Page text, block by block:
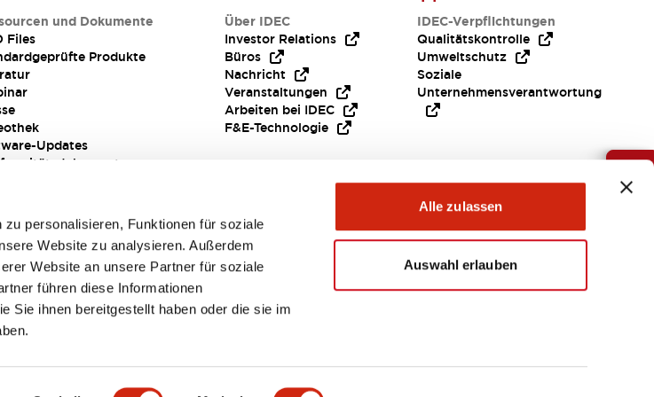
personalisieren, Funktionen für soziale
Website zu analysieren. Außerdem
Website an unsere Partner für soziale
führen diese Informationen
Sie ihnen bereitgestellt haben oder die sie im
Alle zulassen
Auswahl erlauben
Brauche Hilfe ?
und Dokumente
Files
Produkte
Updates
Über IDEC
Investor Relations
Büros
Nachricht
Veranstaltungen
Arbeiten bei IDEC
F&E-Technologie
IDEC-Verpflichtungen
Qualitätskontrolle
Umweltschutz
Soziale
Unternehmensverantwortung
EMEA